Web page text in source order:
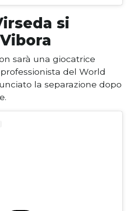
si
sarà una giocatrice
del World
la separazione dopo